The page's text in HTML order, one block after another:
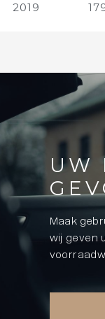
2019
UW
Maak
wij geven